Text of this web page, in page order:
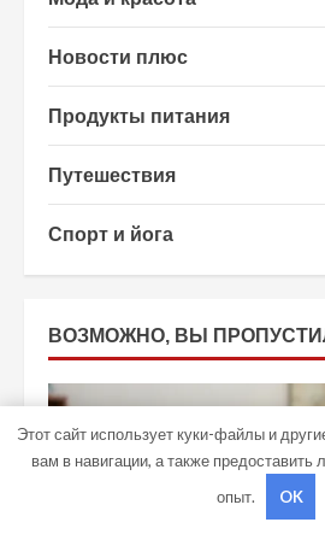
Новости плюс
Продукты питания
Путешествия
Спорт и йога
ВОЗМОЖНО, ВЫ
Этот сайт использует куки-файлы и
вам в навигации, а также предоставить
опыт.
OK